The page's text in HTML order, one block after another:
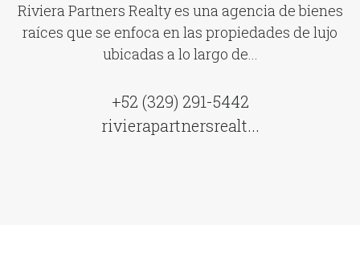
Riviera Partners Realty es una agencia de bienes
raíces que se enfoca en las propiedades de lujo
ubicadas a lo largo de...
+52 (329) 291-5442
rivierapartnersrealt...